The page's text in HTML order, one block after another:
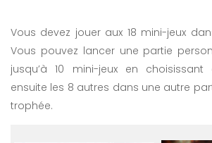
Vous devez jouer aux 18 mini-jeux
Vous pouvez lancer une partie
jusqu’à 10 mini-jeux en
ensuite les 8 autres dans une autre
trophée.